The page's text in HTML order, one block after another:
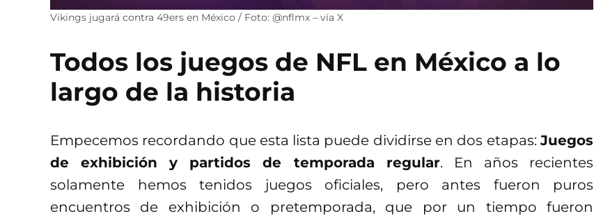
Vikings jugará contra 49ers en México / Foto: @nflmx – vía X
Todos los juegos de NFL en México a lo
largo de la historia
Empecemos recordando que esta lista puede dividirse en dos etapas: Juegos
de exhibición y partidos de temporada regular. En años recientes
solamente hemos tenidos juegos oficiales, pero antes fueron puros
encuentros de exhibición o pretemporada, que por un tiempo fueron